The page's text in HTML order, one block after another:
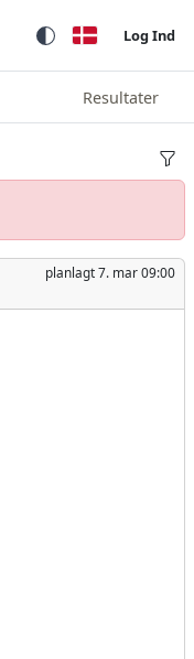
Log Ind
Resultater
planlagt7. mar 09:00